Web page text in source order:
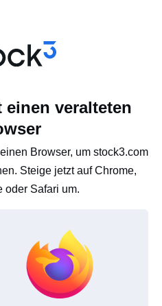
einen veralteten
Browser, um stock3.com
Steige jetzt auf Chrome,
oder Safari um.